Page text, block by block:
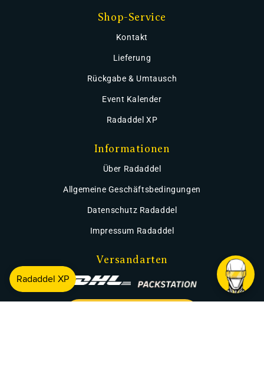
Shop-Service
Kontakt
Lieferung
Rückgabe & Umtausch
Event Kalender
Radaddel XP
Informationen
Über Radaddel
Allgemeine Geschäftsbedingungen
Datenschutz Radaddel
Impressum Radaddel
Versandarten